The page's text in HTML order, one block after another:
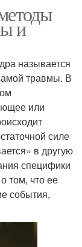
и
называется
травмы. В
или
силе
в другую
специфики
том, что ее
события,